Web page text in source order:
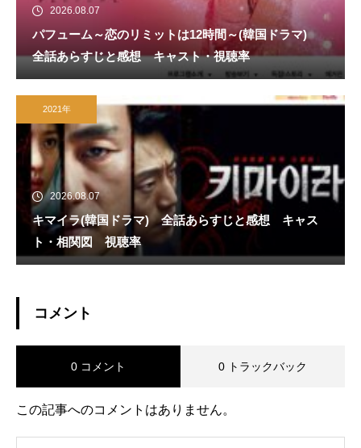
2026.08.07
パフューム～恋のリミットは12時間～(韓国ドラマ)
全話あらすじと感想 キャスト・視聴率
2021年
2026.08.07
キマイラ(韓国ドラマ) 全話あらすじと感想 キャス
ト・相関図 視聴率
コメント
0 コメント 0 トラックバック
この記事へのコメントはありません。